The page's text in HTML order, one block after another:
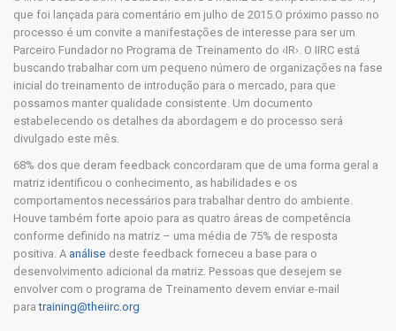
que foi lançada para comentário em julho de 2015.O próximo passo no
processo é um convite a manifestações de interesse para ser um
Parceiro Fundador no Programa de Treinamento do ‹IR›. O IIRC está
buscando trabalhar com um pequeno número de organizações na fase
inicial do treinamento de introdução para o mercado, para que
possamos manter qualidade consistente. Um documento
estabelecendo os detalhes da abordagem e do processo será
divulgado este mês.
68% dos que deram feedback concordaram que de uma forma geral a
matriz identificou o conhecimento, as habilidades e os
comportamentos necessários para trabalhar dentro do ambiente.
Houve também forte apoio para as quatro áreas de competência
conforme definido na matriz – uma média de 75% de resposta
positiva. A análise deste feedback forneceu a base para o
desenvolvimento adicional da matriz. Pessoas que desejem se
envolver com o programa de Treinamento devem enviar e-mail
paratraining@theiirc.org